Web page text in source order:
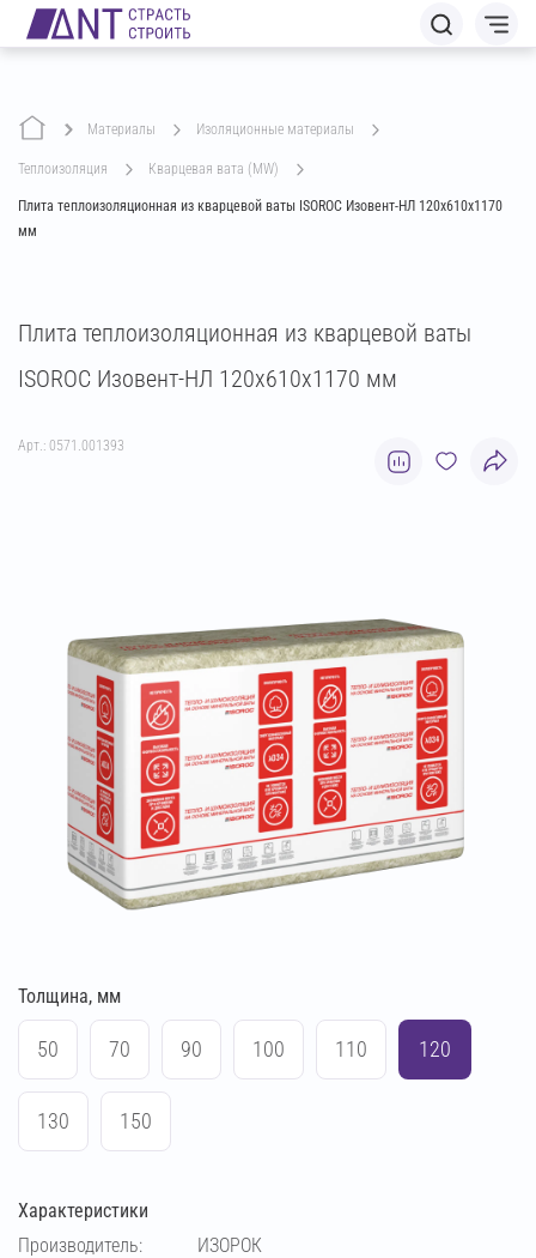
Материалы изоляционные материалы
теплоизоляция кварцевая вата (MW)
Плита теплоизоляционная из кварцевой ваты ISOROC Изовент-НЛ 120х610х1170
мм
Плита теплоизоляционная из кварцевой ваты
ISOROC Изовент-НЛ 120х610х1170 мм
Арт.: 0571.001393
Толщина, мм
50 70 90 100 110 120
130 150
Характеристики
Производитель:
ИЗОРОК